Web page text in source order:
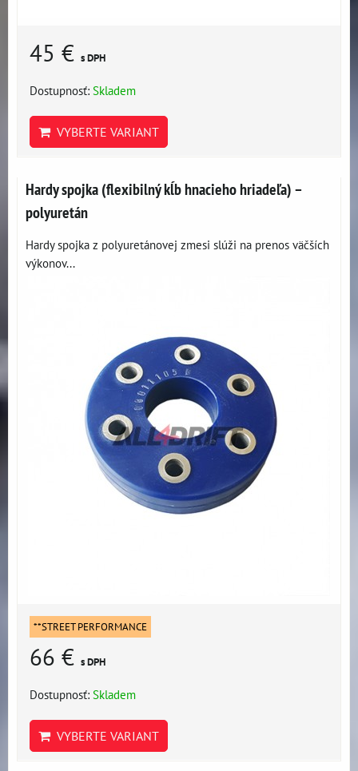
45 € s DPH
Dostupnosť: Skladem
VYBERTE VARIANT
Hardy spojka (flexibilný kĺb hnacieho hriadeľa) –
polyuretán
Hardy spojka z polyuretánovej zmesi slúži na prenos väčších
výkonov...
**STREET PERFORMANCE
66 € s DPH
Dostupnosť: Skladem
VYBERTE VARIANT